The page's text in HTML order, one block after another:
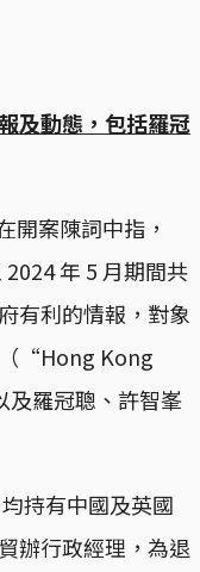
及動態，包括羅冠
案陳詞中指，
年 5 月期間共
有利的情報，對象
“Hong Kong
羅冠聰、許智峯
持有中國及英國
辦行政經理，為退